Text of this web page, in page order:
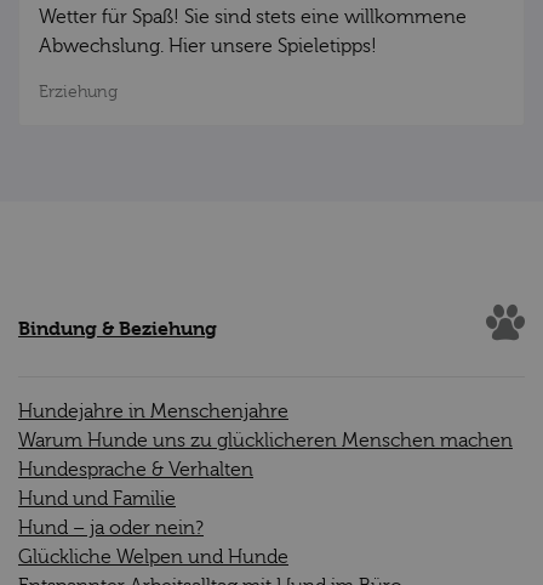
Wetter für Spaß! Sie sind stets eine willkommene
Abwechslung. Hier unsere Spieletipps!
Erziehung
Bindung & Beziehung
Hundejahre in Menschenjahre
Warum Hunde uns zu glücklicheren Menschen machen
Hundesprache & Verhalten
Hund und Familie
Hund – ja oder nein?
Glückliche Welpen und Hunde